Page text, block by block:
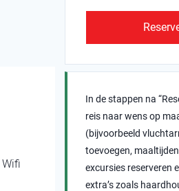
Wifi
In de stappen na
reis naar wens op
(bijvoorbeeld
toevoegen,
excursies reserveren
extra’s zoals